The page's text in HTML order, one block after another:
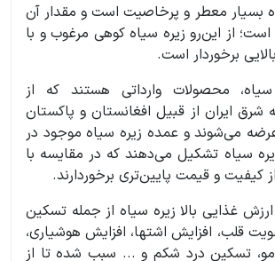
بسیار معطر و پرخاصیت است و مقدار آن
است؛ از این‌رو زیره سیاه کوهی مرغوب و با
برخوردار است.
محصولات وارداتی هستند که از
ایران از قبیل افغانستان و پاکستان
عرضه می‌شوند و عمده زیره سیاه موجود در
زیره سیاه تشکیل می‌دهند که در مقایسه با
کیفیت و قیمت پایین‌تری برخوردارند.
غذایی بالا زیره سیاه از جمله تسکین
قلب، افزایش اشتها، افزایش هوشیاری،
تسکین درد شکم و ... سبب شده تا از